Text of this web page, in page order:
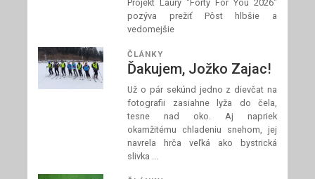
Projekt Laury "Forty For You 2026"
pozýva prežiť Pôst hlbšie a
vedomejšie
ČLÁNKY
Ďakujem, Jožko Zajac!
Už o pár sekúnd jedno z dievčat na
fotografii zasiahne lyža do čela,
tesne nad oko. Aj napriek
okamžitému chladeniu snehom, jej
navrela hrča veľká ako bystrická
slivka ...